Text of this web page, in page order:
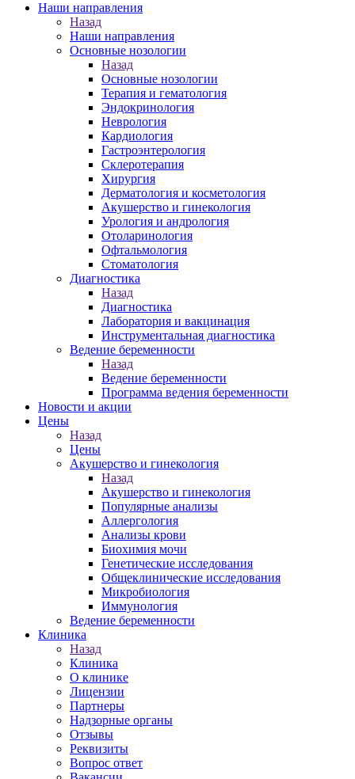
Наши направления
Назад
Наши направления
Основные нозологии
Назад
Основные нозологии
Терапия и гематология
Эндокринология
Неврология
Кардиология
Гастроэнтерология
Склеротерапия
Хирургия
Дерматология и косметология
Акушерство и гинекология
Урология и андрология
Отоларинология
Офтальмология
Стоматология
Диагностика
Назад
Диагностика
Лаборатория и вакцинация
Инструментальная диагностика
Ведение беременности
Назад
Ведение беременности
Программа ведения беременности
Новости и акции
Цены
Назад
Цены
Акушерство и гинекология
Назад
Акушерство и гинекология
Популярные анализы
Аллергология
Анализы крови
Биохимия мочи
Генетические исследования
Общеклинические исследования
Микробиология
Иммунология
Ведение беременности
Клиника
Назад
Клиника
О клинике
Лицензии
Партнеры
Надзорные органы
Отзывы
Реквизиты
Вопрос ответ